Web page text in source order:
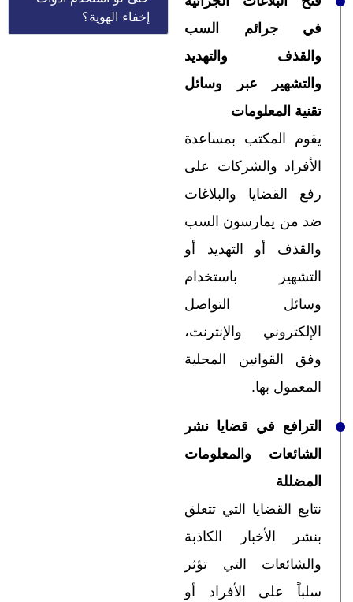
في جرائم السب
والقذف والتهديد
والتشهير عبر وسائل
تقنية المعلومات
يقوم المكتب بمساعدة
الأفراد والشركات على
رفع القضايا والبلاغات
ضد من يمارسون السب
والقذف أو التهديد أو
التشهير باستخدام
وسائل التواصل
الإلكتروني والإنترنت،
وفق القوانين المحلية
المعمول بها.
الترافع في قضايا نشر
الشائعات والمعلومات
المضللة
نتابع القضايا التي تتعلق
بنشر الأخبار الكاذبة
والشائعات التي تؤثر
سلباً على الأفراد أو
إخفاء الهوية؟